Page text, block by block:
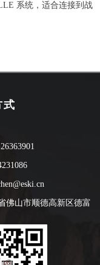
系统，适合连接到战
式
佛山市顺德高新区德富